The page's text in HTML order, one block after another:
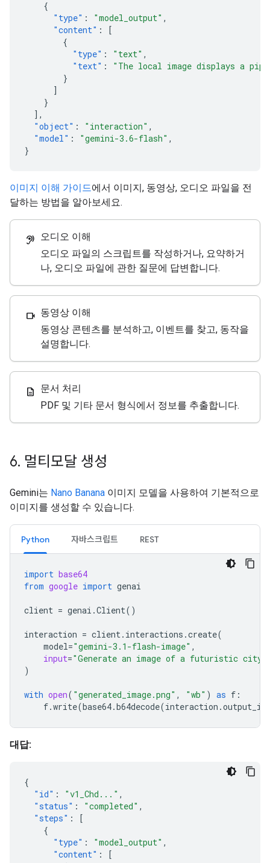
{
"type" : "model_output" ,
"content" :
[
{
"type" : "text" ,
"text" :
"The local image displays a
}
]
}
],
"object" : "interaction" ,
"model" : "gemini-3.6-flash" ,
}
이미지 이해 가이드에서 이미지, 동영상, 오디오 파일을 전
달하는 방법을 알아보세요.
hearing 오디오 이해
오디오 파일의 스크립트를 작성하거나, 요약하거
나, 오디오 파일에 관한 질문에 답변합니다.
videocam 동영상 이해
동영상 콘텐츠를 분석하고, 이벤트를 찾고, 동작을
설명합니다.
description
문서 처리
PDF 및 기타 문서 형식에서 정보를 추출합니다.
6. 멀티모달 생성
Gemini는 Nano Banana 이미지 모델을 사용하여 기본적으로
이미지를 생성할 수 있습니다.
Python 자바스크립트 REST
import base64
from google import genai
client = genai .Client()
interaction = client. interactions .create(
model="gemini-3.1-flash-image" ,
input="Generate an image of a futuristic city
)
with open( "generated_image.png" , "wb" ) as f :
f.write(base64.b64decode(interaction .
대답:
{
"id" : "v1_Chd..." ,
"status" : "completed" ,
"steps" :
[
{
"type" : "model_output" ,
"content" :
[